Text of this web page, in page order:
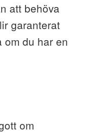
att behöva
garanterat
om du har en
om